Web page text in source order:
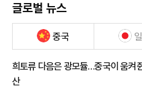
글로벌 뉴스
중국
희토류 다음은 광모듈…중국이 움켜
산